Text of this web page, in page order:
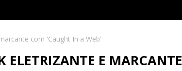
com 'Caught In a Web'
ELETRIZANTE E MARCANTE